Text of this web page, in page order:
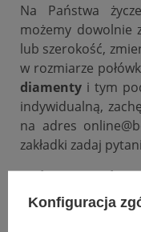
Na Państwa
możemy dowolnie
lub szerokość,
w rozmiarze
diamenty i tym
indywidualną,
na adres
zakładki zadaj
Podana cena
Konfiguracja